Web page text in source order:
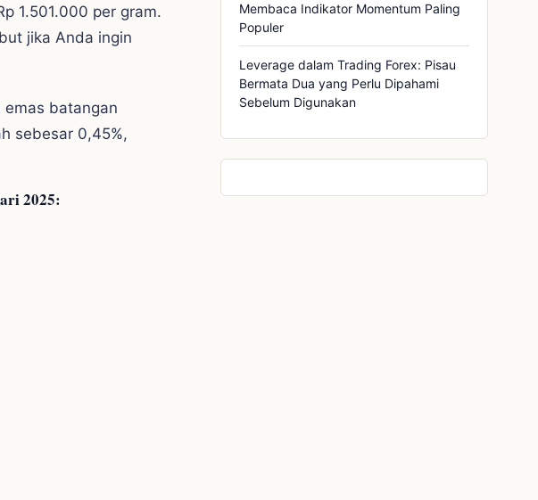
1.501.000 per gram.
jika Anda ingin
emas batangan
sebesar 0,45%,
2025:
Membaca Indikator Momentum Paling
Populer
Leverage dalam Trading Forex: Pisau
Bermata Dua yang Perlu Dipahami
Sebelum Digunakan